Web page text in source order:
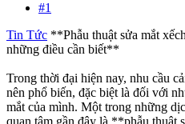
#1
Tin Tức **Phẫu thuật sửa mắt
những điều cần biết**
Trong thời đại hiện nay, nhu cầu
nên phổ biến, đặc biệt là đối với
mắt của mình. Một trong những